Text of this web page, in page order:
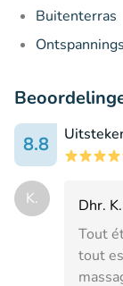
Buitenterras
8.8
K.
Dhr.
Tout
tout